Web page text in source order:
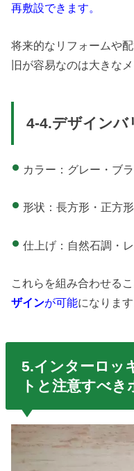
再敷設できます。
将来的なリフォームや
旧が容易なのは大きな
4-4.デザインバ
カラー：グレー・ブ
形状：長方形・正方
仕上げ：自然石調・
これらを組み合わせるこ
ザインが可能になります
5.インターロッ
トと注意すべき